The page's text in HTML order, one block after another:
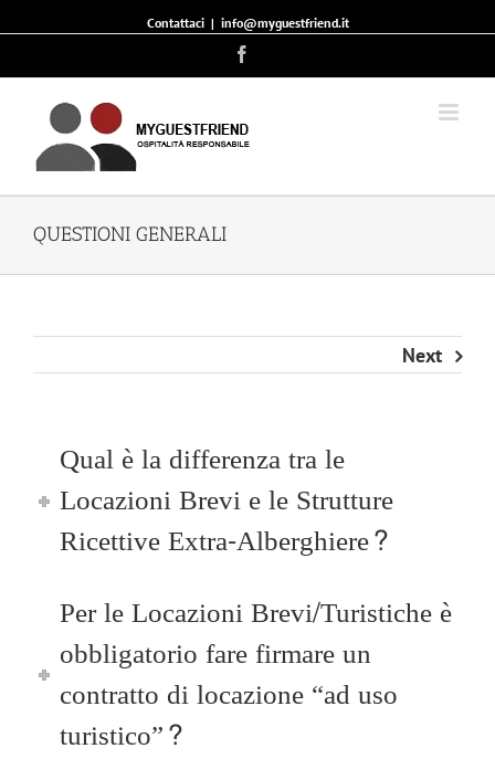
Contattaci | info@myguestfriend.it
QUESTIONI GENERALI
Next
Qual è la differenza tra le
Locazioni Brevi e le Strutture
Ricettive Extra-Alberghiere?
Per le Locazioni Brevi/Turistiche è
obbligatorio fare firmare un
contratto di locazione “ad uso
turistico”?